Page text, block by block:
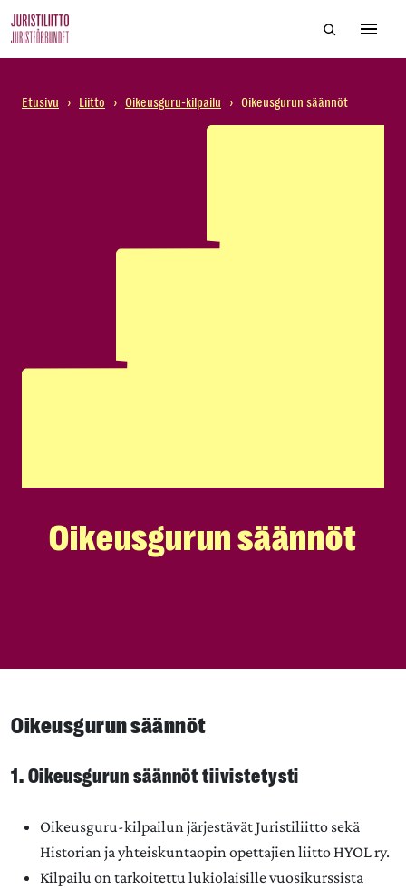
to
Hae
Etusivu › Liitto › Oikeusguru-kilpailu › Oikeusgurun säännöt
Oikeusgurun säännöt
Oikeusgurun säännöt
1. Oikeusgurun säännöt tiivistetysti
Oikeusguru-kilpailun järjestävät Juristiliitto sekä
Historian ja yhteiskuntaopin opettajien liitto HYOL ry.
Kilpailu on tarkoitettu lukiolaisille vuosikurssista